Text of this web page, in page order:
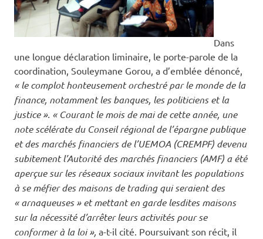
Dans
une longue déclaration liminaire, le porte-parole de la
coordination, Souleymane Gorou, a d’emblée dénoncé,
« le complot honteusement orchestré par le monde de la
finance, notamment les banques, les politiciens et la
justice ». « Courant le mois de mai de cette année, une
note scélérate du Conseil régional de l’épargne publique
et des marchés financiers de l’UEMOA (CREMPF) devenu
subitement l’Autorité des marchés financiers (AMF) a été
aperçue sur les réseaux sociaux invitant les populations
à se méfier des maisons de trading qui seraient des
« arnaqueuses » et mettant en garde lesdites maisons
sur la nécessité d’arrêter leurs activités pour se
conformer à la loi », a-t-il cité. Poursuivant son récit, il